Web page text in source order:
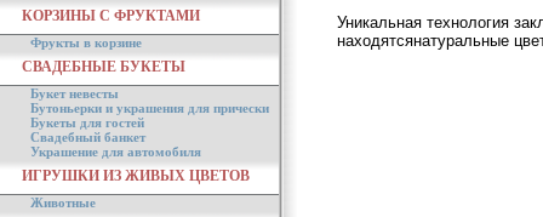
КОРЗИНЫ С ФРУКТАМИ
Фрукты в корзине
СВАДЕБНЫЕ БУКЕТЫ
Букет невесты
Бутоньерки и украшения для прически
Букеты для гостей
Свадебный банкет
Украшение для автомобиля
ИГРУШКИ ИЗ ЖИВЫХ ЦВЕТОВ
Животные
Уникальная технология
находятсянатуральные